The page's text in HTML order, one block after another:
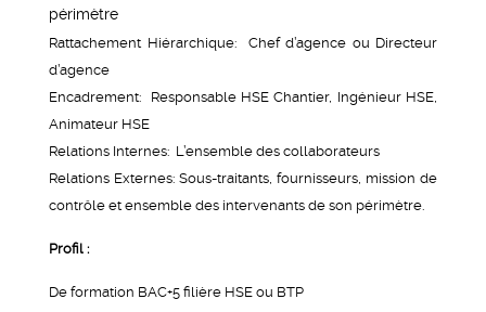
périmètre
Rattachement Hiérarchique: Chef d’agence ou Directeur
d’agence
Encadrement: Responsable HSE Chantier, Ingénieur HSE,
Animateur HSE
Relations Internes: L’ensemble des collaborateurs
Relations Externes: Sous-traitants, fournisseurs, mission de
contrôle et ensemble des intervenants de son périmètre.
Profil :
De formation BAC+5 filière HSE ou BTP